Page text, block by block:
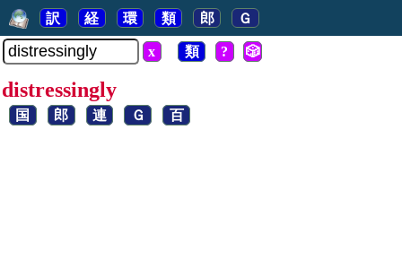
訳 経 環 類 郎 Ｇ
x 類 ? 🎲
distressingly
国 郎 連 Ｇ 百